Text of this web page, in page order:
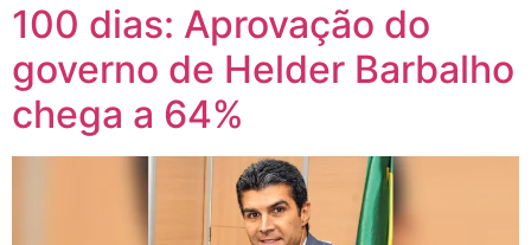
100 dias: Aprovação do
governo de Helder Barbalho
chega a 64%